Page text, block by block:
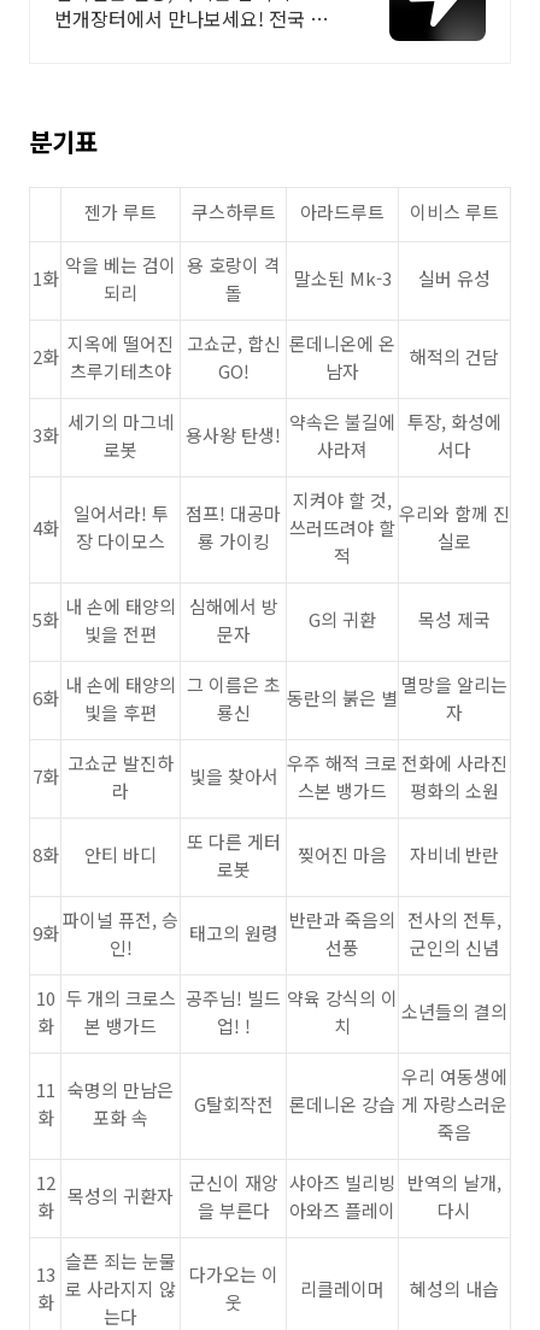
번개장터에서 만나보세요! 전국 각
분기표
젠가 루트 쿠스하루트 아라드루트 이비스 루트
1화
악을 베는 검이
되리
용 호랑이 격
돌
말소된 Mk-3 실버 유성
2화
지옥에 떨어진
츠루기테츠야
고쇼군, 합신
GO!
론데니온에 온
남자
해적의 건담
3화
세기의 마그네
로봇
용사왕 탄생!
약속은 불길에
사라져
투장, 화성에
서다
4화
일어서라! 투
장 다이모스
점프! 대공마
룡 가이킹
지켜야 할 것,
쓰러뜨려야 할
적
우리와 함께 진
실로
5화
내 손에 태양의
빛을 전편
심해에서 방
문자
G의 귀환 목성 제국
6화
내 손에 태양의
빛을 후편
그 이름은 초
룡신
동란의 붉은 별
멸망을 알리는
자
7화
고쇼군 발진하
라
빛을 찾아서
우주 해적 크로
스본 뱅가드
전화에 사라진
평화의 소원
8화 안티 바디
또 다른 게터
로봇
찢어진 마음 자비네 반란
9화
파이널 퓨전, 승
인!
태고의 원령
반란과 죽음의
선풍
전사의 전투,
군인의 신념
10
화
두 개의 크로스
본 뱅가드
공주님! 빌드
업! !
약육 강식의 이
치
소년들의 결의
11
화
숙명의 만남은
포화 속
G탈회작전 론데니온 강습
우리 여동생에
게 자랑스러운
죽음
12
화
목성의 귀환자
군신이 재앙
을 부른다
샤아즈 빌리빙
아와즈 플레이
반역의 날개,
다시
13
화
슬픈 죄는 눈물
로 사라지지 않
는다
다가오는 이
웃
리클레이머 혜성의 내습